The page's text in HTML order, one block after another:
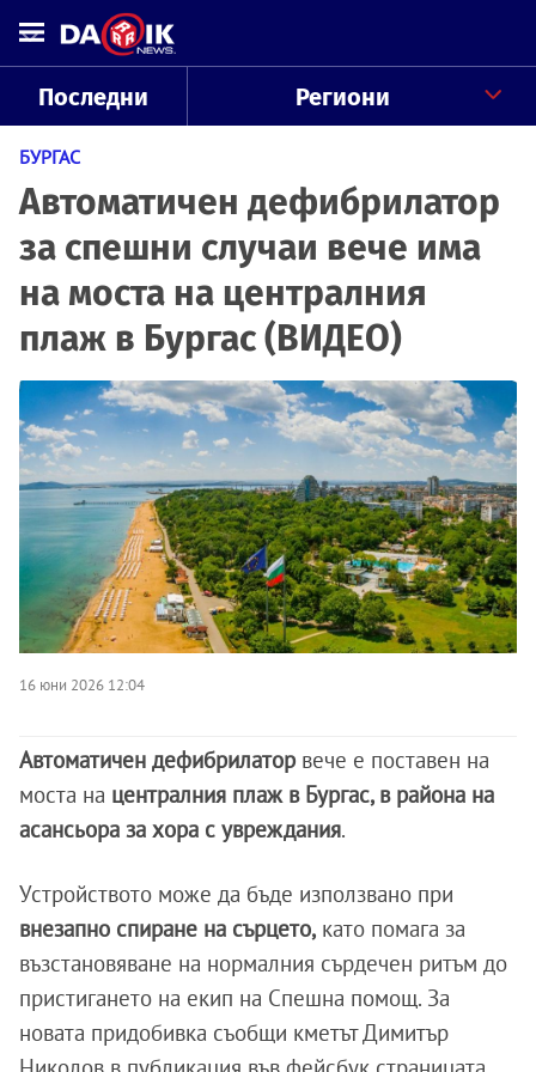
Последни Региони
БУРГАС
Автоматичен дефибрилатор
за спешни случаи вече има
на моста на централния
плаж в Бургас (ВИДЕО)
16 юни 2026 12:04
Автоматичен дефибрилатор вече е поставен на
моста на централния плаж в Бургас, в района на
асансьора за хора с увреждания.
Устройството може да бъде използвано при
внезапно спиране на сърцето, като помага за
възстановяване на нормалния сърдечен ритъм до
пристигането на екип на Спешна помощ. За
новата придобивка съобщи кметът Димитър